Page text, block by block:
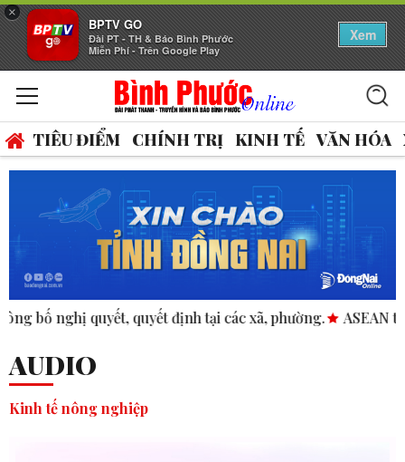
×
BPTV GO
Đài PT - TH & Báo Bình Phước
Miễn Phí - Trên Google Play
Xem
TIÊU ĐIỂM CHÍNH TRỊ KINH TẾ VĂN HÓA
quyết định tại các xã, phường. ASEAN thúc đẩy bình
AUDIO
Kinh tế nông nghiệp